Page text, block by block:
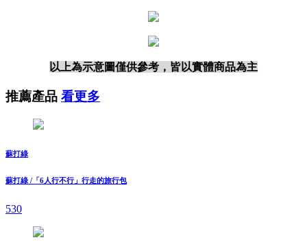
以上為示意圖僅供參考，皆以實體商品為主
推薦產品 看更多
蘇打綠
蘇打綠 /「6人行不行」行走的旅行包
530